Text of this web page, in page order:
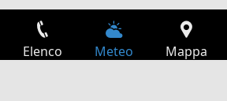
Elenco Meteo Mappa